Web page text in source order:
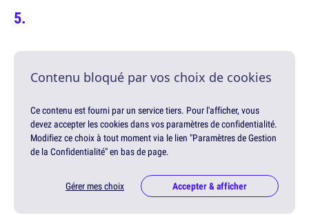
Contenu bloqué par vos choix de cookies
Ce contenu est fourni par un service tiers. Pour l'afficher, vous
devez accepter les cookies dans vos paramètres de confidentialité.
Modifiez ce choix à tout moment via le lien "Paramètres de Gestion
de la Confidentialité" en bas de page.
Gérer mes choix Accepter & afficher